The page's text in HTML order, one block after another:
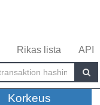
Rikas lista API
Korkeus